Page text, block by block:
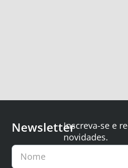
NewsletterInscreva-se e
novidades.
Nome